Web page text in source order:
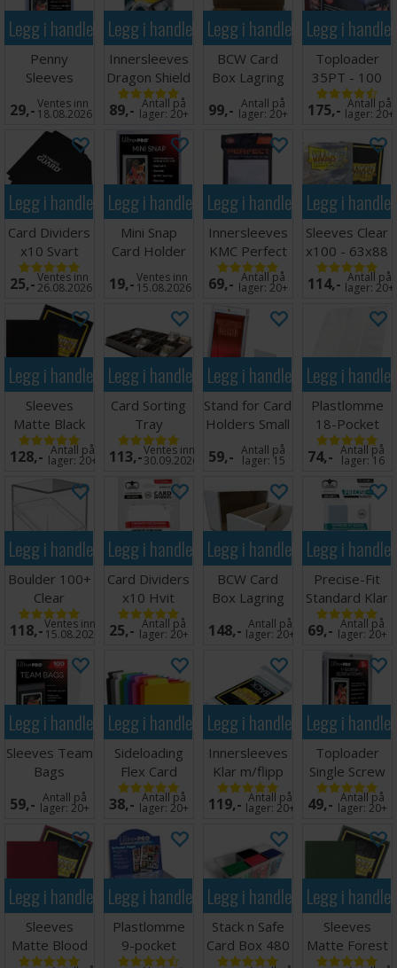
Legg i handlekurven
Penny
Sleeves
63.5x89mm
100 stk
29,-Ventes inn
18.08.2026
Legg i handlekurven
Innersleeves
Dragon Shield
Klar
64x89mm
89,- Antall på
lager:20+
Legg i handlekurven
BCW Card
Box Lagring
1000 kort
99,- Antall på
lager:20+
Legg i
Toploader
35PT - 100
stk 63,5 x
88,9 mm
175,- Antall på
lager:20+
Legg i handlekurven
Card Dividers
x10 Svart
25,-Ventes inn
26.08.2026
Legg i handlekurven
Mini Snap
Card Holder
19,-Ventes inn
15.08.2026
Legg i handlekurven
Innersleeves
KMC Perfect
Fit x100
64x89
69,- Antall på
lager:20+
Legg i
Sleeves Clear
x100 - 63x88
m/box
114,- Antall på
lager:20+
Legg i handlekurven
Sleeves
Matte Black
x100 66x91
128,- Antall på
lager: 20+
Legg i handlekurven
Card Sorting
Tray
113,-Ventes inn
30.09.2026
Legg i handlekurven
Stand for Card
Holders Small
(5 stk)
59,- Antall på
lager: 15
Legg i
Plastlomme
18-Pocket
Side Load
Hvit x10
74,- Antall på
lager: 16
Legg i handlekurven
Boulder 100+
Clear
Transparent
118,-Ventes inn
15.08.2026
Legg i handlekurven
Card Dividers
x10 Hvit
25,- Antall på
lager:20+
Legg i handlekurven
BCW Card
Box Lagring
2000 kort
148,- Antall på
lager:20+
Legg i
Precise-Fit
Standard Klar
x100 64x89
69,- Antall på
lager:20+
Legg i handlekurven
Sleeves Team
Bags
Resealable -
100 stk
59,- Antall på
lager:20+
Legg i handlekurven
Sideloading
Flex Card
Dividers - 10
stk
38,- Antall på
lager:20+
Legg i handlekurven
Innersleeves
Klar m/flipp
63x88
119,- Antall på
lager:20+
Legg i
Toploader
Single Screw
Screwdown
Holder
49,- Antall på
lager:20+
Legg i handlekurven
Sleeves
Matte Blood
Red x100
Legg i handlekurven
Plastlomme
9-pocket
UltraPro
Legg i handlekurven
Stack n Safe
Card Box 480
Ultimate
Legg i
Sleeves
Matte Forest
Green x100